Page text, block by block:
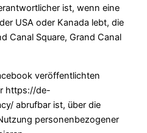
ist, wenn eine
USA oder Kanada lebt, die
Canal Square, Grand Canal
veröffentlichten
https://de-
abrufbar ist, über die
personenbezogener